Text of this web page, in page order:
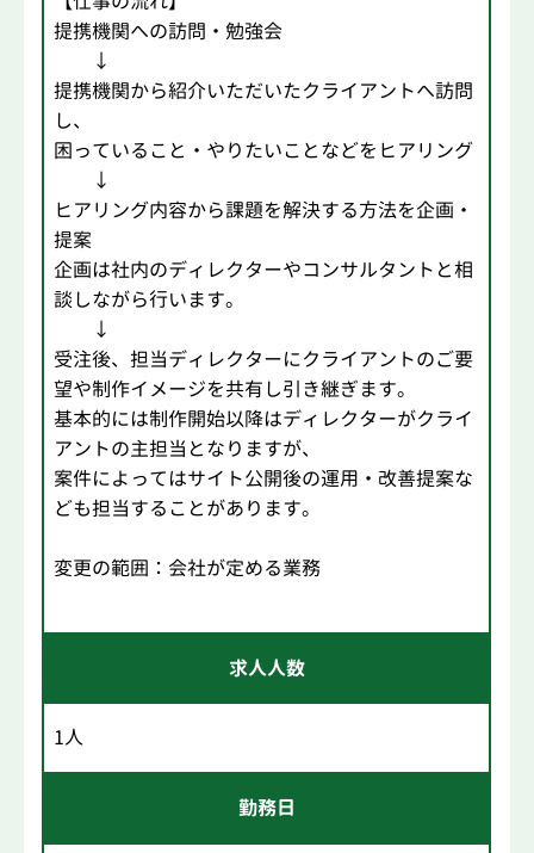
提携機関への訪問・勉強会
↓
提携機関から紹介いただいたクライアントへ訪問
し、
困っていること・やりたいことなどをヒアリング
↓
ヒアリング内容から課題を解決する方法を企画・
提案
企画は社内のディレクターやコンサルタントと相
談しながら行います。
↓
受注後、担当ディレクターにクライアントのご要
望や制作イメージを共有し引き継ぎます。
基本的には制作開始以降はディレクターがクライ
アントの主担当となりますが、
案件によってはサイト公開後の運用・改善提案な
ども担当することがあります。
変更の範囲：会社が定める業務
求人人数
1人
勤務日